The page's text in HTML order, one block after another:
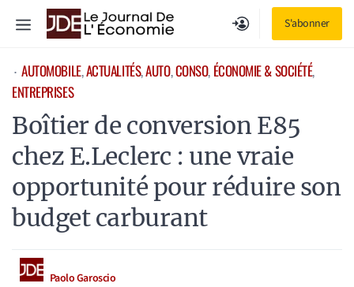
S'abonner
Menu
⋅ AUTOMOBILE, ACTUALITÉS, AUTO, CONSO, ÉCONOMIE & SOCIÉTÉ,
ENTREPRISES
Boîtier de conversion E85
chez E.Leclerc : une vraie
opportunité pour réduire son
budget carburant
Paolo Garoscio